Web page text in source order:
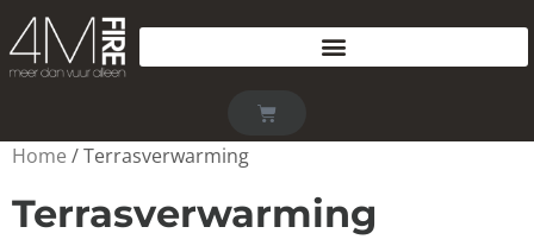
Home / Terrasverwarming
Terrasverwarming